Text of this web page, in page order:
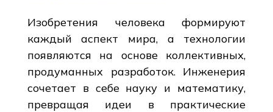
Изобретения человека формируют
каждый аспект мира, а технологии
появляются на основе коллективных,
продуманных разработок. Инженерия
сочетает в себе науку и математику,
превращая идеи в практические